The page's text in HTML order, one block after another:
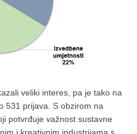
veliki interes, pa je tako na
531 prijava. S obzirom na
potvrđuje važnost sustavne